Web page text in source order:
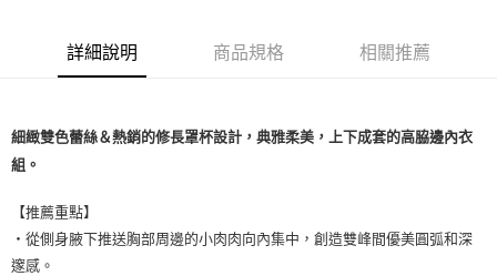
付款後7-11取貨
黑貓宅配
每筆NT$100，滿NT$1,500(含以上)免運費
離島宅配
每筆NT$200，滿NT$1,500(含以上)免運費
詳細說明 商品規格 相關推薦
細緻雙色蕾絲＆熱銷的修長罩杯設計，典雅柔美，上下成套的高脇邊內衣
組。
【推薦重點】
・從側身腋下推送胸部周邊的小肉肉向內集中，創造雙峰間優美圓弧和深
邃感。